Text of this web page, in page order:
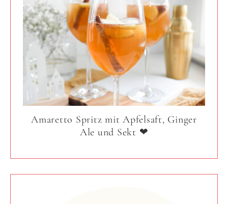
Amaretto Spritz mit Apfelsaft, Ginger
Ale und Sekt ❤